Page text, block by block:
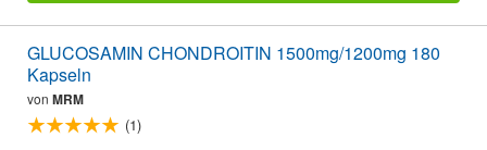
GLUCOSAMIN CHONDROITIN 1500mg/1200mg 180
Kapseln
von MRM
(1)